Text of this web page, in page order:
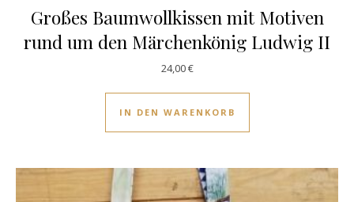
Großes Baumwollkissen mit Motiven
rund um den Märchenkönig Ludwig II
24,00€
IN DEN WARENKORB